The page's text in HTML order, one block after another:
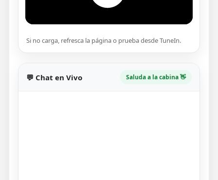
Si no carga, refresca la página o prueba desde TuneIn.
💬 Chat en Vivo Saluda a la cabina 👋